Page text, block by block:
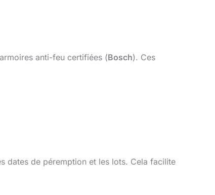
anti-feu certifiées (Bosch). Ces
dates de péremption et les lots. Cela facilite